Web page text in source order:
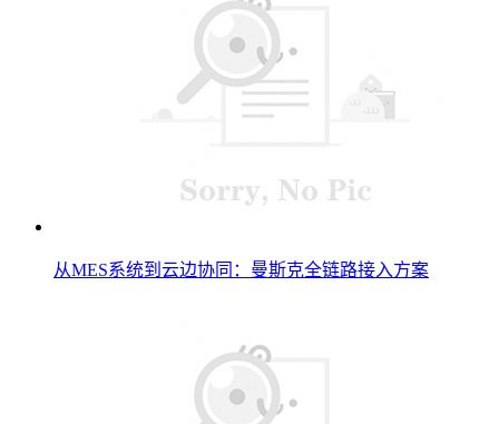
从MES系统到云边协同：曼斯克全链路接入方案